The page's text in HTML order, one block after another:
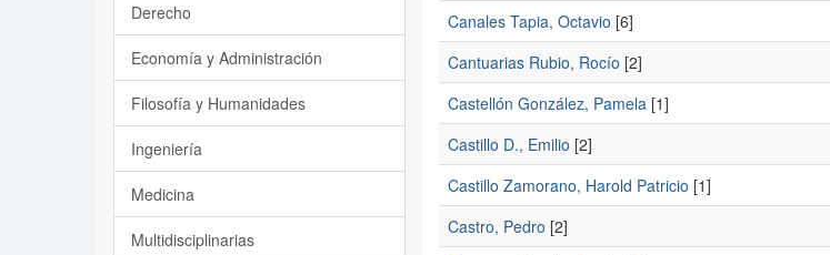
Canales Tapia, Octavio [6]
Cantuarias Rubio, Rocío [2]
Castellón González, Pamela[1]
Castillo D., Emilio [2]
Castillo Zamorano, Harold Patricio [1]
Castro, Pedro [2]
Derecho
Economía y Administración
Filosofía y Humanidades
Ingeniería
Medicina
Multidisciplinarias